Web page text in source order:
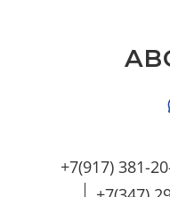
+7(917) 381-